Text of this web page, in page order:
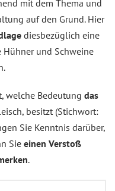
mit dem Thema und
auf den Grund. Hier
diesbezüglich eine
und Schweine
welche Bedeutung das
besitzt (Stichwort:
Sie Kenntnis darüber,
Sieeinen Verstoß
.